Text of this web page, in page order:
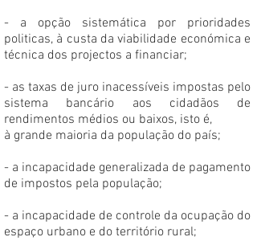
- a opção sistemática por prioridades
politicas, à custa da viabilidade económica e
técnica dos projectos a financiar;
- as taxas de juro inacessíveis impostas pelo
sistema bancário aos cidadãos de
rendimentos médios ou baixos, isto é,
à grande maioria da população do país;
- a incapacidade generalizada de pagamento
de impostos pela população;
- a incapacidade de controle da ocupação do
espaço urbano e do território rural;